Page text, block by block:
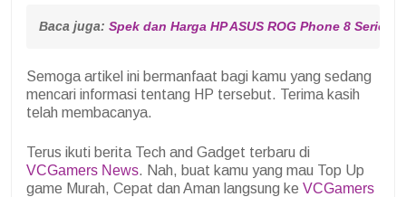
Baca juga: Spek dan Harga HP ASUS ROG Phone 8 Series,
Semoga artikel ini bermanfaat bagi kamu yang sedang
mencari informasi tentang HP tersebut. Terima kasih
telah membacanya.
Terus ikuti berita Tech and Gadget terbaru di
VCGamers News. Nah, buat kamu yang mau Top Up
game Murah, Cepat dan Aman langsung ke VCGamers